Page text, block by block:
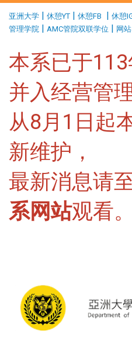
亚洲大学 | 休憩YT | 休憩FB | 休憩
管理学院 | AMC管院双联学位 | 网
本系已于
并入经营管
从8月1日起
新维护，
最新消息请
系网站观看。